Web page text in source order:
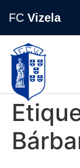
FC Vizela